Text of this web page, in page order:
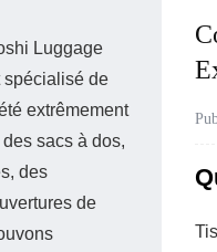
Luggage
spécialisé de
extrêmement
sacs à dos,
des
de